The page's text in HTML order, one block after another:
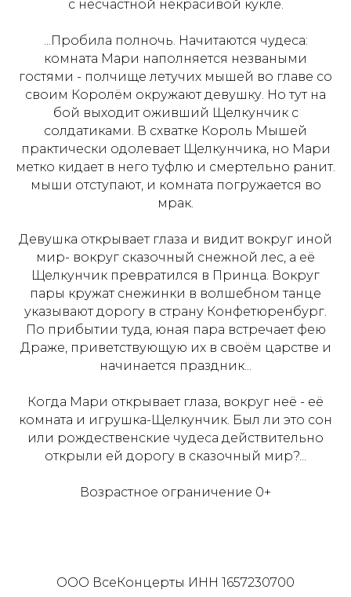
с несчастной некрасивой кукле.
...Пробила полночь. Начитаются чудеса:
комната Мари наполняется незваными
гостями - полчище летучих мышей во главе со
своим Королём окружают девушку. Но тут на
бой выходит оживший Щелкунчик с
солдатиками. В схватке Король Мышей
практически одолевает Щелкунчика, но Мари
метко кидает в него туфлю и смертельно ранит.
мыши отступают, и комната погружается во
мрак.
Девушка открывает глаза и видит вокруг иной
мир- вокруг сказочный снежной лес, а её
Щелкунчик превратился в Принца. Вокруг
пары кружат снежинки в волшебном танце
указывают дорогу в страну Конфетюренбург.
По прибытии туда, юная пара встречает фею
Драже, приветствующую их в своём царстве и
начинается праздник...
Когда Мари открывает глаза, вокруг неё - её
комната и игрушка-Щелкунчик. Был ли это сон
или рождественские чудеса действительно
открыли ей дорогу в сказочный мир?...
Возрастное ограничение 0+
ООО ВсеКонцерты ИНН 1657230700